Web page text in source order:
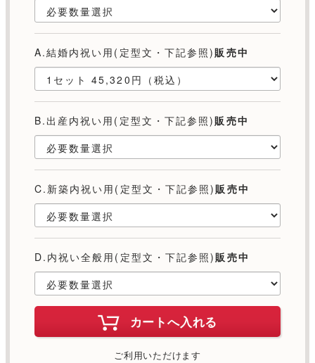
A.結婚内祝い用(定型文・下記参照)販売中
B.出産内祝い用(定型文・下記参照)販売中
C.新築内祝い用(定型文・下記参照)販売中
D.内祝い全般用(定型文・下記参照)販売中
カートへ入れる
ご利用いただけます